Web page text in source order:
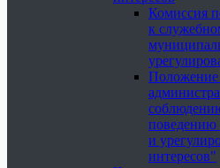
Комиссия
к
и
интересов"